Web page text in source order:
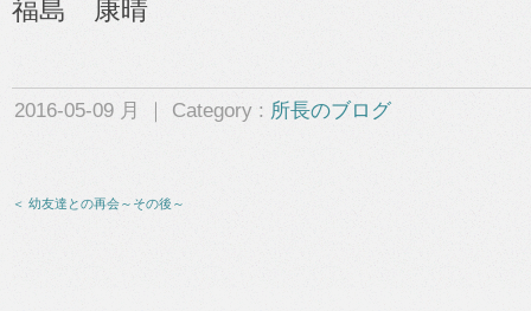
福島 康晴
2016-05-09 月 ｜ Category : 所長のブログ
＜ 幼友達との再会～その後～